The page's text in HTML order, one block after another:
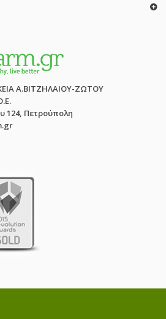
Α.ΒΙΤΖΗΛΑΙΟΥ-ΖΩΤΟΥ
124, Πετρούπολη